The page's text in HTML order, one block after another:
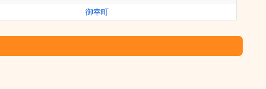
御幸町